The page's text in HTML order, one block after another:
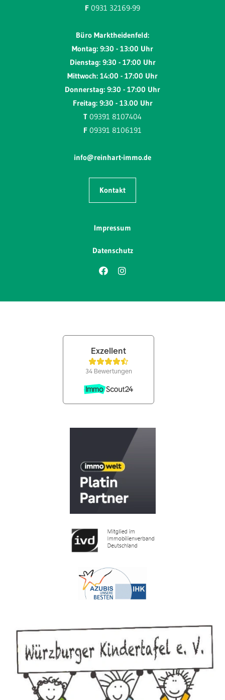
F 0931 32169-99
Büro Marktheidenfeld:
Montag: 9:30 - 13:00 Uhr
Dienstag: 9:30 - 17:00 Uhr
Mittwoch: 14:00 - 17:00 Uhr
Donnerstag: 9:30 - 17:00 Uhr
Freitag: 9:30 - 13.00 Uhr
T 09391 8107404
F 09391 8106191
info@reinhart-immo.de
Kontakt
Impressum
Datenschutz